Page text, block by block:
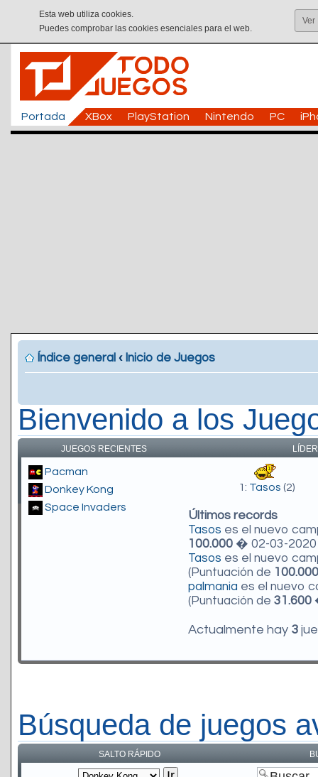
Esta web utiliza cookies.
Puedes comprobar las cookies esenciales para el web.
Ver
Portada XBox PlayStation Nintendo PC
Índice general ‹ Inicio de Juegos
Bienvenido a los
JUEGOS RECIENTES
Pacman
Donkey Kong
Space Invaders
1: Tasos (2)
Últimos records
Tasos es el nuevo
100.000 � 02-03-2020
Tasos es el nuevo
(Puntuación de 100.000
palmania es el nuevo
(Puntuación de 31.600
Actualmente hay 3
Búsqueda de juegos
SALTO RÁPIDO